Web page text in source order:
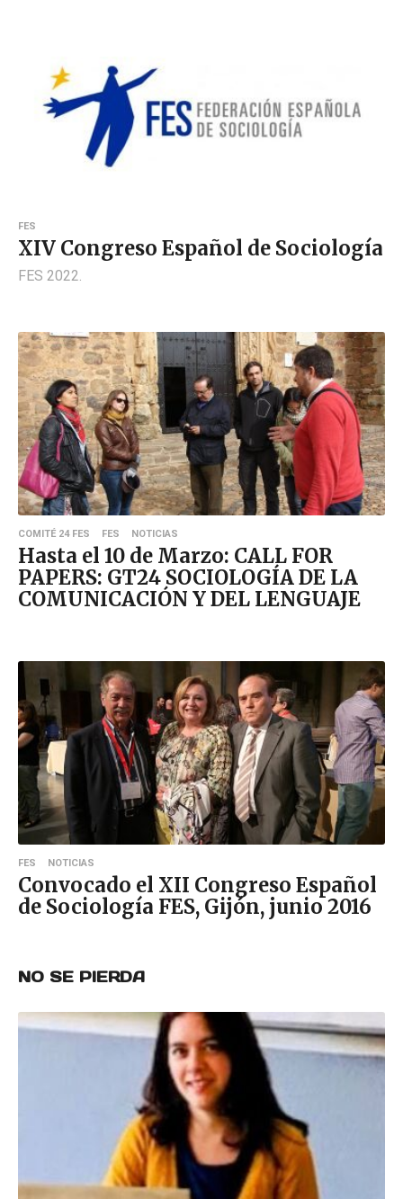
FES
XIV Congreso Español de Sociología
FES 2022.
COMITÉ 24 FES FES NOTICIAS
Hasta el 10 de Marzo: CALL FOR
PAPERS: GT24 SOCIOLOGÍA DE LA
COMUNICACIÓN Y DEL LENGUAJE
FES NOTICIAS
Convocado el XII Congreso Español
de Sociología FES, Gijón, junio 2016
NO SE PIERDA